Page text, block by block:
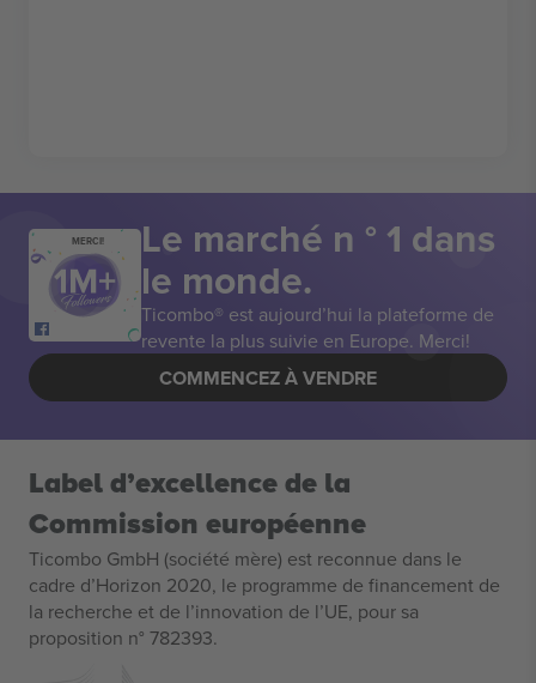
MERCI! Le marché n ° 1 dans
le monde.
Ticombo® est aujourd’hui la plateforme de
revente la plus suivie en Europe. Merci!
COMMENCEZ À VENDRE
Label d’excellence de la
Commission européenne
Ticombo GmbH (société mère) est reconnue dans le
cadre d’Horizon 2020, le programme de financement de
la recherche et de l’innovation de l’UE, pour sa
proposition n° 782393.